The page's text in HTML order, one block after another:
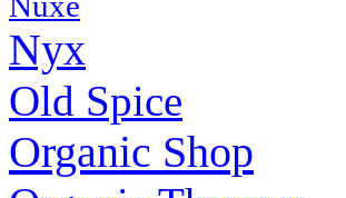
Nyx
Old Spice
Organic Shop